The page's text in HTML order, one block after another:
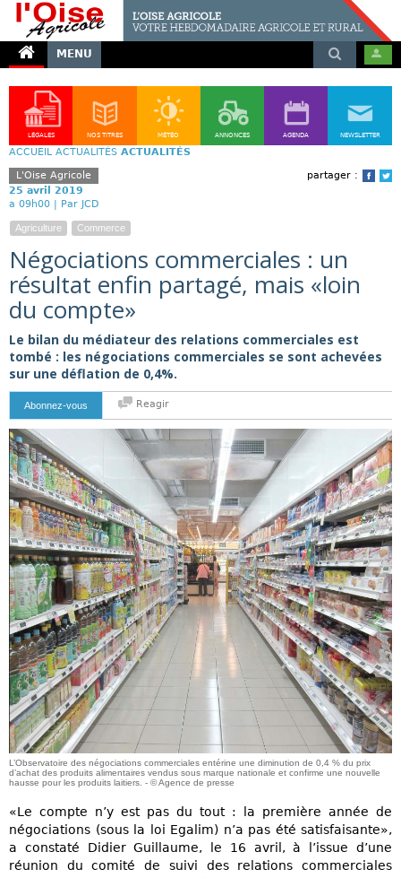
MENU
LÉGALES NOS TITRES MÉTÉO ANNONCES AGENDA NEWSLETTER
ACCUEIL ACTUALITÉS ACTUALITÉS
partager :
L'Oise Agricole
25 avril 2019
a 09h00 | Par JCD
Agriculture Commerce
Négociations commerciales : un
résultat enfin partagé, mais «loin
du compte»
Le bilan du médiateur des relations commerciales est
tombé : les négociations commerciales se sont achevées
sur une déflation de 0,4%.
Abonnez-vous Reagir
L’Observatoire des négociations commerciales entérine une diminution de 0,4 % du prix
d’achat des produits alimentaires vendus sous marque nationale et confirme une nouvelle
hausse pour les produits laitiers. - © Agence de presse
«Le compte n’y est pas du tout : la première année de
négociations (sous la loi Egalim) n’a pas été satisfaisante»,
a constaté Didier Guillaume, le 16 avril, à l’issue d’une
réunion du comité de suivi des relations commerciales